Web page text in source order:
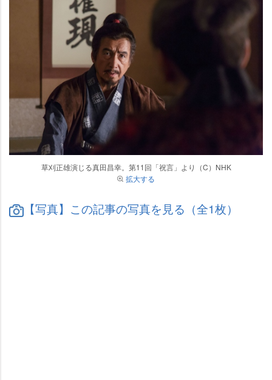
草刈正雄演じる真田昌幸。第11回「祝言」より（C）NHK
拡大する
【写真】この記事の写真を見る（全1枚）